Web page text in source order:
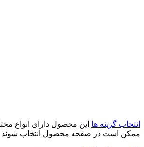
انتخاب گزینه ها این محصول دارای انواع
ممکن است در صفحه محصول انتخاب شوند